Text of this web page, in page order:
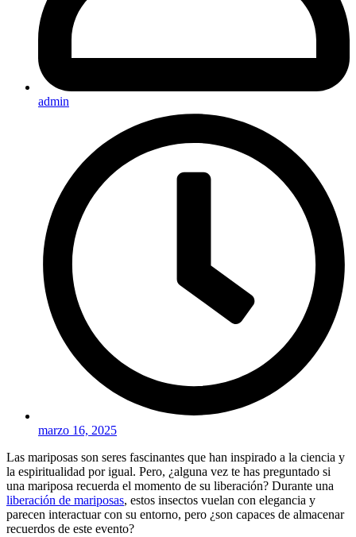
admin
marzo 16, 2025
Las mariposas son seres fascinantes que han inspirado a la ciencia y
la espiritualidad por igual. Pero, ¿alguna vez te has preguntado si
una mariposa recuerda el momento de su liberación? Durante una
liberación de mariposas, estos insectos vuelan con elegancia y
parecen interactuar con su entorno, pero ¿son capaces de almacenar
recuerdos de este evento?